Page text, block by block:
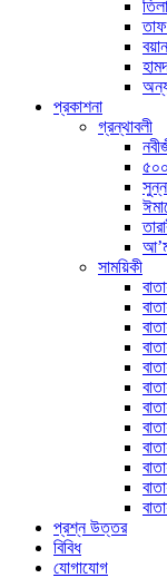
বয়ান
প্রকাশনা
গ্রন্থাবলী
সাময়িকী
প্রশ্ন উত্তর
বিবিধ
যোগাযোগ